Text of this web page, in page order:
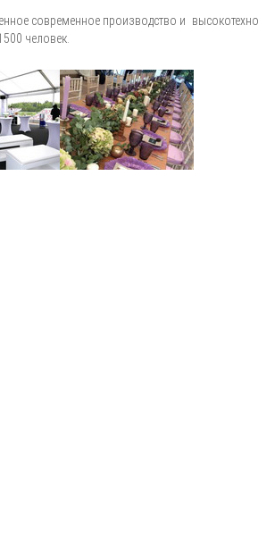
современное производство и
человек.